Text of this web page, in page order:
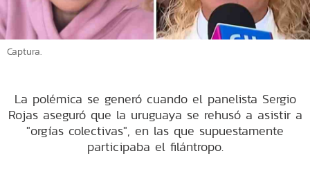
Captura.
La polémica se generó cuando el panelista Sergio
Rojas aseguró que la uruguaya se rehusó a asistir a
"orgías colectivas", en las que supuestamente
participaba el filántropo.